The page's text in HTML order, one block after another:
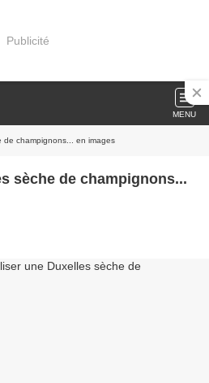
Publicité
MENU
de champignons... en images
sèche de champignons...